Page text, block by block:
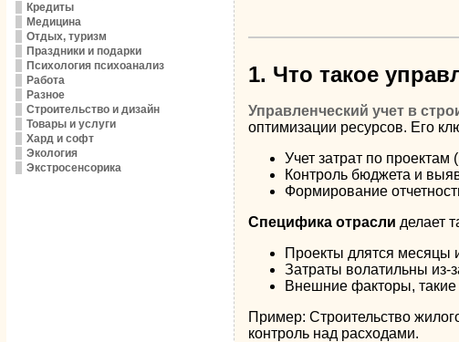
Кредиты
Медицина
Отдых, туризм
Праздники и подарки
Психология психоанализ
Работа
Разное
Строительство и дизайн
Товары и услуги
Хард и софт
Экология
Экстросенсорика
1. Что такое
Управленческий учет в
оптимизации ресурсов. Его
Учет затрат по
Контроль бюджета и
Формирование
Специфика отрасли делает
Проекты длятся месяцы
Затраты волатильны из-
Внешние факторы, такие
Пример: Строительство
контроль над расходами.